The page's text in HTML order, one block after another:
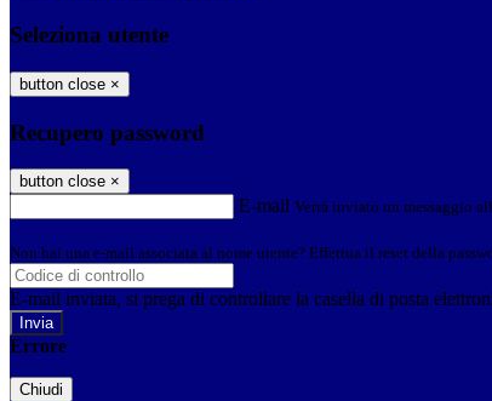
Seleziona utente
button close ×
Recupero password
button close ×
E-mail Verrà inviato un messaggio
Non hai una e-mail associata al nome utente? Effettua il reset della
E-mail inviata, si prega di controllare la casella di posta
Errore
Chiudi